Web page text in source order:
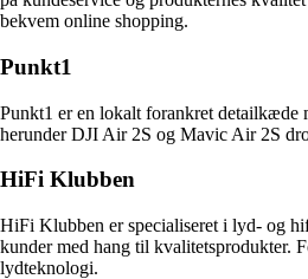
bekvem online shopping.
Punkt1
Punkt1 er en lokalt forankret detailkæde
herunder DJI Air 2S og Mavic Air 2S
HiFi Klubben
HiFi Klubben er specialiseret i lyd- og
kunder med hang til kvalitetsprodukter.
lydteknologi.